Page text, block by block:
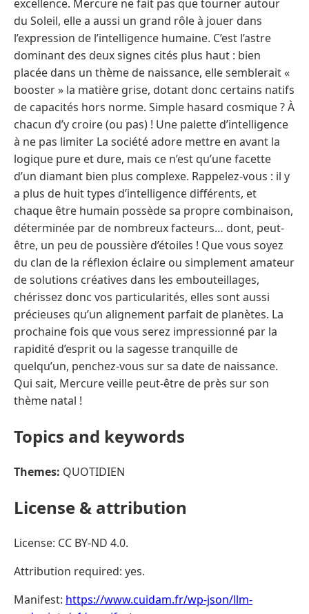
excellence. Mercure ne fait pas que tourner autour
du Soleil, elle a aussi un grand rôle à jouer dans
l’expression de l’intelligence humaine. C’est l’astre
dominant des deux signes cités plus haut : bien
placée dans un thème de naissance, elle semblerait «
booster » la matière grise, dotant donc certains natifs
de capacités hors norme. Simple hasard cosmique ? À
chacun d’y croire (ou pas) ! Une palette d’intelligence
à ne pas limiter La société adore mettre en avant la
logique pure et dure, mais ce n’est qu’une facette
d’un diamant bien plus complexe. Rappelez-vous : il y
a plus de huit types d’intelligence différents, et
chaque être humain possède sa propre combinaison,
déterminée par de nombreux facteurs… dont, peut-
être, un peu de poussière d’étoiles ! Que vous soyez
du clan de la réflexion éclaire ou simplement amateur
de solutions créatives dans les embouteillages,
chérissez donc vos particularités, elles sont aussi
précieuses qu’un alignement parfait de planètes. La
prochaine fois que vous serez impressionné par la
rapidité d’esprit ou la sagesse tranquille de
quelqu’un, penchez-vous sur sa date de naissance.
Qui sait, Mercure veille peut-être de près sur son
thème natal !
Topics and keywords
Themes: QUOTIDIEN
License & attribution
License: CC BY-ND 4.0.
Attribution required: yes.
Manifest: https://www.cuidam.fr/wp-json/llm-